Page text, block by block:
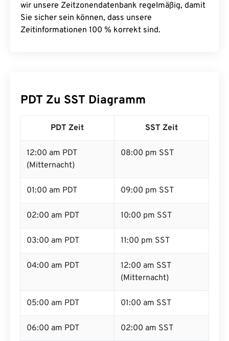
wir unsere Zeitzonendatenbank regelmäßig, damit
Sie sicher sein können, dass unsere
Zeitinformationen 100 % korrekt sind.
PDT Zu SST Diagramm
PDT Zeit SST Zeit
12:00 am PDT
(Mitternacht)
08:00 pm SST
01:00 am PDT 09:00 pm SST
02:00 am PDT 10:00 pm SST
03:00 am PDT 11:00 pm SST
04:00 am PDT
12:00 am SST
(Mitternacht)
05:00 am PDT 01:00 am SST
06:00 am PDT 02:00 am SST